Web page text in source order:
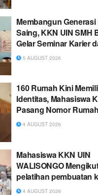
Membangun
Saing, KKN UIN SMH
Gelar Seminar Karier
Beasiswa di Desa Seuat
5 AUGUST 2026
160 Rumah Kini
Identitas, Mahasiswa
Pasang Nomor
Taratak Pasiranggai
4 AUGUST 2026
Mahasiswa KKN UIN
WALISONGO
pelatihan pembuatan
Kampung Keripik
4 AUGUST 2026